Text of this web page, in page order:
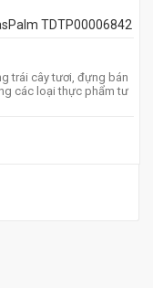
TDTP00006842
trái cây tươi, đựng bán
các loại thực phẩm tư